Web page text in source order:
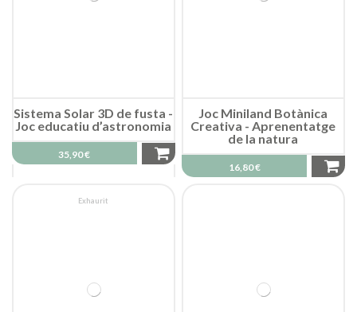
Sistema Solar 3D de fusta -
Joc educatiu d’astronomia
35,90 €
Joc Miniland Botànica
Creativa - Aprenentatge
de la natura
16,80 €
Exhaurit